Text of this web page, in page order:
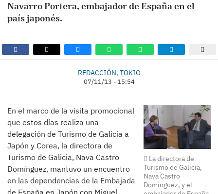
Navarro Portera, embajador de España en el
país japonés.
REDACCIÓN, TOKIO
07/11/13 - 15:54
La directora de
Turismo de Galicia,
Nava Castro
Domínguez, y el
En el marco de la visita promocional
que estos días realiza una
delegación de Turismo de Galicia a
Japón y Corea, la directora de
Turismo de Galicia, Nava Castro
Domínguez, mantuvo un encuentro
en las dependencias de la Embajada
de España en Japón con Miguel